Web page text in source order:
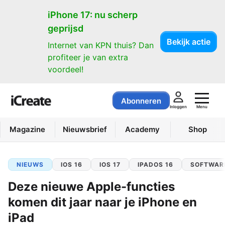
iPhone 17: nu scherp
geprijsd
Internet van KPN thuis? Dan
profiteer je van extra
voordeel!
Bekijk actie
Abonneren
Inloggen Menu
Magazine Nieuwsbrief Academy Shop
NIEUWS IOS 16 IOS 17 IPADOS 16
Deze nieuwe Apple-functies
komen dit jaar naar je iPhone en
iPad